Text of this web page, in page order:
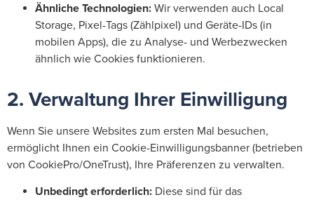
Ähnliche Technologien: Wir verwenden auch Local
Storage, Pixel-Tags (Zählpixel) und Geräte-IDs (in
mobilen Apps), die zu Analyse- und Werbezwecken
ähnlich wie Cookies funktionieren.
2. Verwaltung Ihrer Einwilligung
Wenn Sie unsere Websites zum ersten Mal besuchen,
ermöglicht Ihnen ein Cookie-Einwilligungsbanner (betrieben
von CookiePro/OneTrust), Ihre Präferenzen zu verwalten.
Unbedingt erforderlich: Diese sind für das